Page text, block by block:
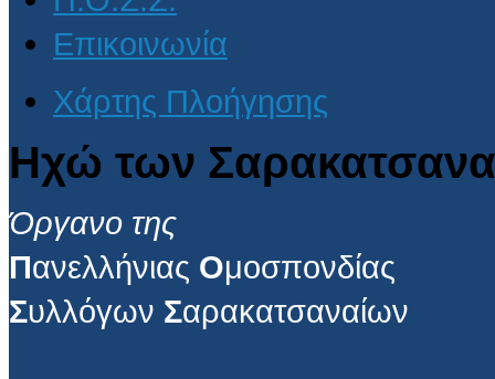
Επικοινωνία
Χάρτης Πλοήγησης
Ηχώ των
Όργανο της
Πανελλήνιας Ομοσπονδίας
Συλλόγων Σαρακατσαναίων